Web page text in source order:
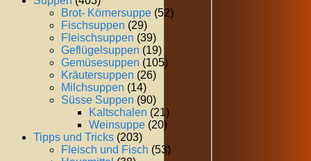
Brot- Körnersuppe (52)
Fischsuppen (29)
Fleischsuppen (39)
Geflügelsuppen (19)
Gemüsesuppen (105)
Kräutersuppen (26)
Milchsuppen (14)
Süsse Suppen (90)
Kaltschalen (21)
Weinsuppe (20)
Tipps und Tricks (203)
Fleisch und Fisch (53)